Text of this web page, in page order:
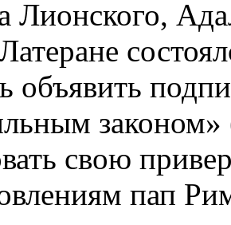
Лионского,
объявить
свою
пап